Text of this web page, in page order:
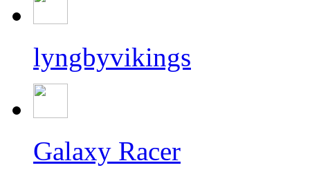
lyngbyvikings
Galaxy Racer